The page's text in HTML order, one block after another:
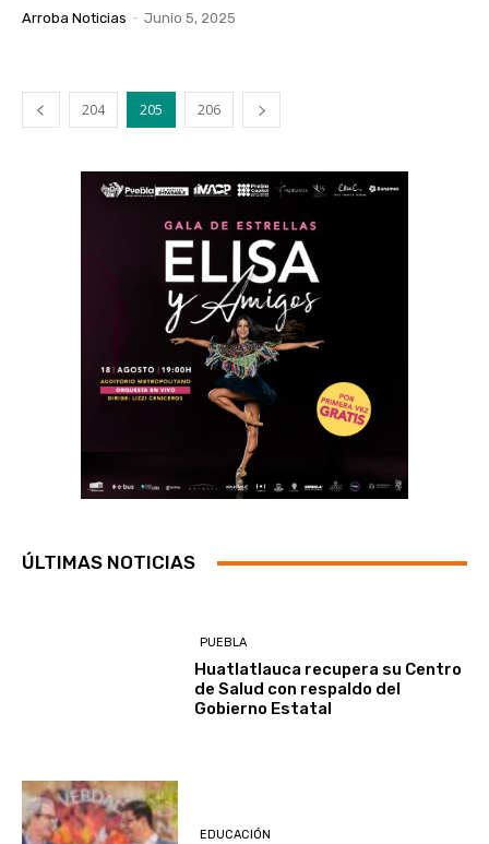
Arroba Noticias - Junio 5, 2025
204 205 206
ÚLTIMAS NOTICIAS
PUEBLA
Huatlatlauca recupera su Centro
de Salud con respaldo del
Gobierno Estatal
EDUCACIÓN